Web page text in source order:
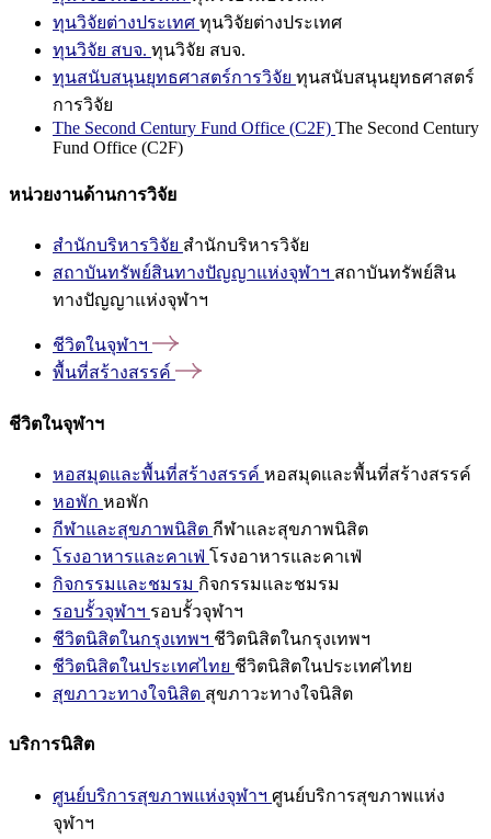
ทุนวิจัยต่างประเทศ ทุนวิจัยต่างประเทศ
ทุนวิจัย สบจ. ทุนวิจัย สบจ.
ทุนสนับสนุนยุทธศาสตร์การวิจัย ทุนสนับสนุนยุทธศาสตร์
การวิจัย
The Second Century Fund Office (C2F) The Second Century
Fund Office (C2F)
หน่วยงานด้านการวิจัย
สำนักบริหารวิจัย สำนักบริหารวิจัย
สถาบันทรัพย์สินทางปัญญาแห่งจุฬาฯ สถาบันทรัพย์สิน
ทางปัญญาแห่งจุฬาฯ
ชีวิตในจุฬาฯ
พื้นที่สร้างสรรค์
ชีวิตในจุฬาฯ
หอสมุดและพื้นที่สร้างสรรค์ หอสมุดและพื้นที่สร้างสรรค์
หอพัก หอพัก
กีฬาและสุขภาพนิสิต กีฬาและสุขภาพนิสิต
โรงอาหารและคาเฟ่ โรงอาหารและคาเฟ่
กิจกรรมและชมรม กิจกรรมและชมรม
รอบรั้วจุฬาฯ รอบรั้วจุฬาฯ
ชีวิตนิสิตในกรุงเทพฯ ชีวิตนิสิตในกรุงเทพฯ
ชีวิตนิสิตในประเทศไทย ชีวิตนิสิตในประเทศไทย
สุขภาวะทางใจนิสิต สุขภาวะทางใจนิสิต
บริการนิสิต
ศูนย์บริการสุขภาพแห่งจุฬาฯ ศูนย์บริการสุขภาพแห่ง
จุฬาฯ